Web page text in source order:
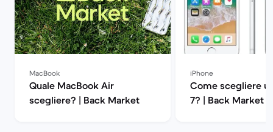
MacBook
Quale MacBook Air
scegliere? | Back Market
iPhone
Come scegliere
7? | Back Market